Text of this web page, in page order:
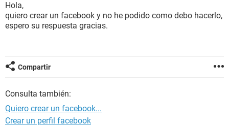
Hola,
quiero crear un facebook y no he podido como debo hacerlo,
espero su respuesta gracias.
Compartir
Consulta también:
Quiero crear un facebook...
Crear un perfil facebook